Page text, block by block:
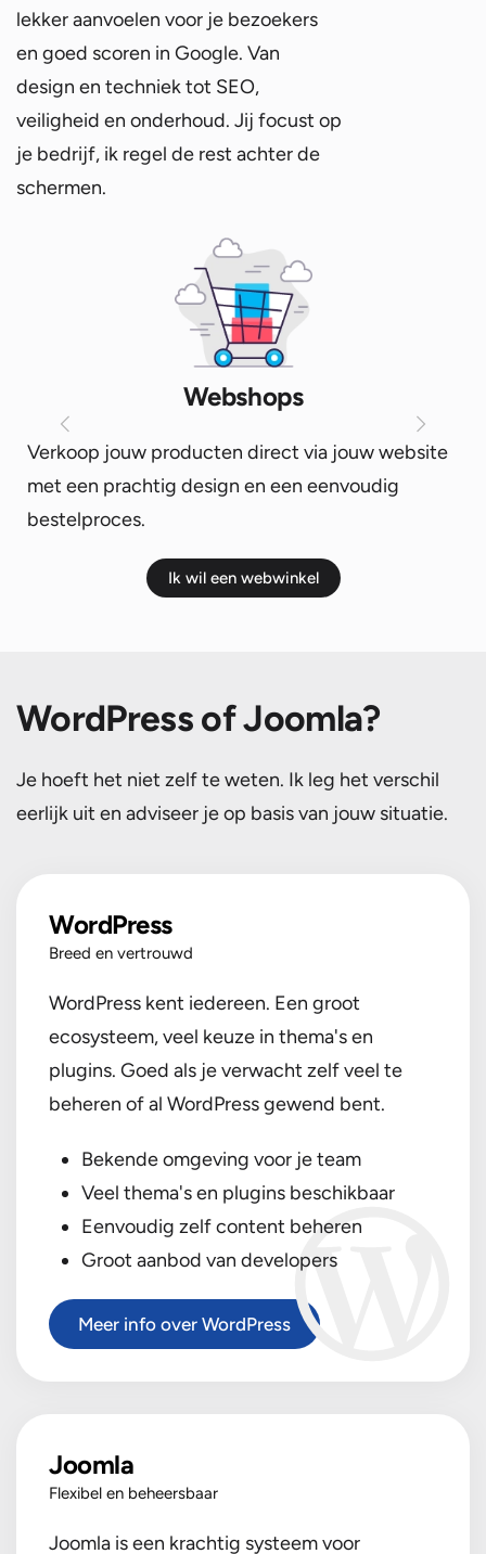
lekker aanvoelen voor je bezoekers
en goed scoren in Google. Van
design en techniek tot SEO,
veiligheid en onderhoud. Jij focust op
je bedrijf, ik regel de rest achter de
schermen.
Webshops
Verkoop jouw producten direct via jouw website
met een prachtig design en een eenvoudig
bestelproces.
Ik wil een webwinkel
WordPress of Joomla?
Je hoeft het niet zelf te weten. Ik leg het verschil
eerlijk uit en adviseer je op basis van jouw situatie.
WordPress
Breed en vertrouwd
WordPress kent iedereen. Een groot
ecosysteem, veel keuze in thema's en
plugins. Goed als je verwacht zelf veel te
beheren of al WordPress gewend bent.
Bekende omgeving voor je team
Veel thema's en plugins beschikbaar
Eenvoudig zelf content beheren
Groot aanbod van developers
Meer info over WordPress
Joomla
Flexibel en beheersbaar
Joomla is een krachtig systeem voor